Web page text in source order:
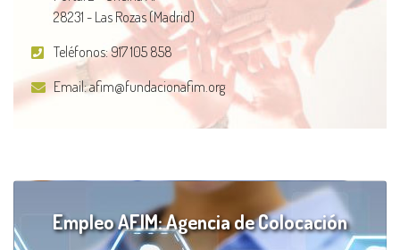
28231 - Las Rozas (Madrid)
Teléfonos:917 105 858
Email:afim@fundacionafim.org
Empleo AFIM: Agencia de Colocación